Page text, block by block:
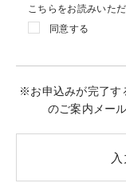
こちらをお読みいた
同意する
※お申込みが完了す
のご案内メー